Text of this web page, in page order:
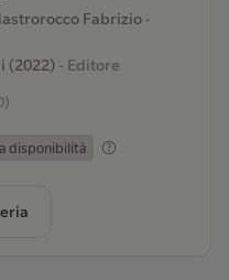
Fabrizio -
(2022)- Editore
disponibilità